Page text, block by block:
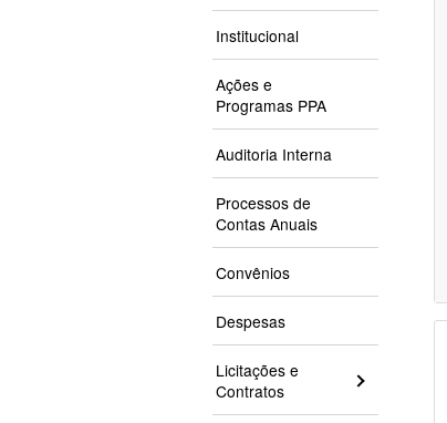
Institucional
Ações e
Programas PPA
Auditoria Interna
Processos de
Contas Anuais
Convênios
Despesas
Licitações e
Contratos